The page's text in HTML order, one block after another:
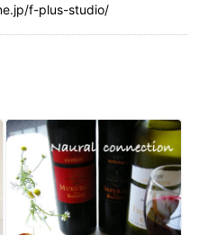
f-plus-studio/